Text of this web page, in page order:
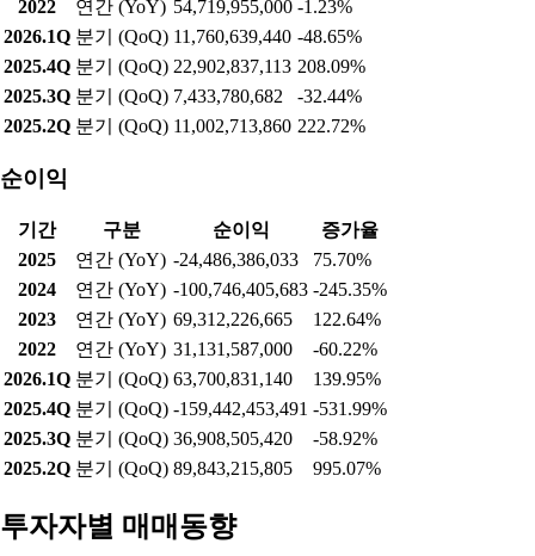
2022 연간 (YoY) 54,719,955,000 -1.23%
2026.1Q 분기 (QoQ) 11,760,639,440 -48.65%
2025.4Q 분기 (QoQ) 22,902,837,113 208.09%
2025.3Q 분기 (QoQ) 7,433,780,682
-32.44%
2025.2Q 분기 (QoQ) 11,002,713,860 222.72%
순이익
기간 구분 순이익
증가율
2025
연간 (YoY) -24,486,386,033
75.70%
2024
연간 (YoY) -100,746,405,683 -245.35%
2023
연간 (YoY) 69,312,226,665
122.64%
2022
연간 (YoY) 31,131,587,000
-60.22%
2026.1Q 분기 (QoQ) 63,700,831,140
139.95%
2025.4Q 분기 (QoQ) -159,442,453,491 -531.99%
2025.3Q 분기 (QoQ) 36,908,505,420
-58.92%
2025.2Q 분기 (QoQ) 89,843,215,805 995.07%
투자자별 매매동향